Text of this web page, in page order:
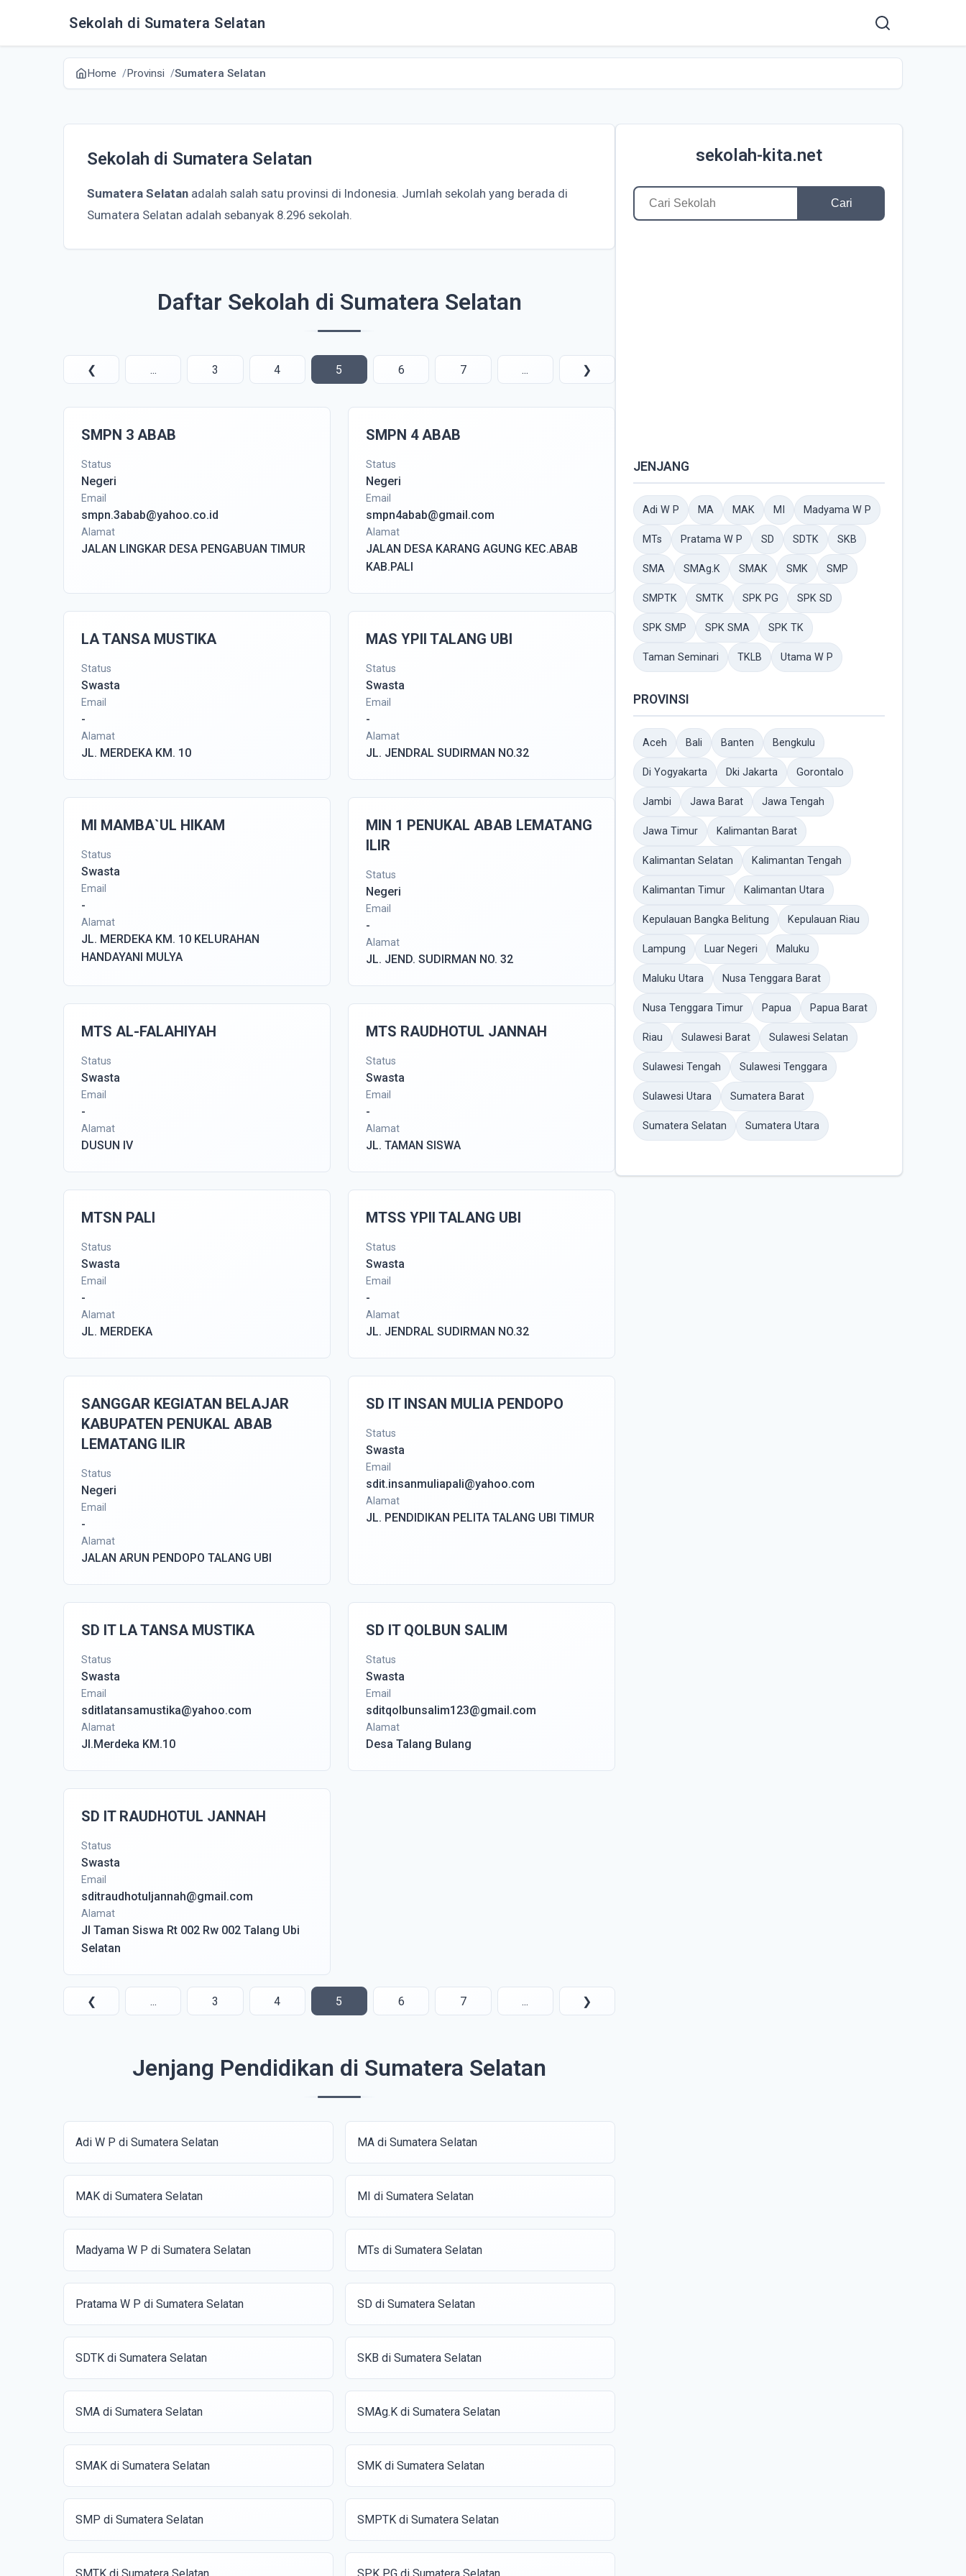
Sekolah di Sumatera Selatan
Home Provinsi Sumatera Selatan
Sekolah di Sumatera Selatan
Sumatera Selatan adalah salah satu provinsi di Indonesia. Jumlah sekolah yang berada di
Sumatera Selatan adalah sebanyak 8.296 sekolah.
Daftar Sekolah di Sumatera Selatan
❮ ... 3 4 5 6 7 ... ❯
SMPN 3 ABAB
Status
Negeri
Email
smpn.3abab@yahoo.co.id
Alamat
JALAN LINGKAR DESA PENGABUAN TIMUR
SMPN 4 ABAB
Status
Negeri
Email
smpn4abab@gmail.com
Alamat
JALAN DESA KARANG AGUNG KEC.ABAB
KAB.PALI
LA TANSA MUSTIKA
Status
Swasta
Email
-
Alamat
JL. MERDEKA KM. 10
MAS YPII TALANG UBI
Status
Swasta
Email
-
Alamat
JL. JENDRAL SUDIRMAN NO.32
MI MAMBA`UL HIKAM
Status
Swasta
Email
-
Alamat
JL. MERDEKA KM. 10 KELURAHAN
HANDAYANI MULYA
MIN 1 PENUKAL ABAB LEMATANG
ILIR
Status
Negeri
Email
-
Alamat
JL. JEND. SUDIRMAN NO. 32
MTS AL-FALAHIYAH
Status
Swasta
Email
-
Alamat
DUSUN IV
MTS RAUDHOTUL JANNAH
Status
Swasta
Email
-
Alamat
JL. TAMAN SISWA
MTSN PALI
Status
Swasta
Email
-
Alamat
JL. MERDEKA
MTSS YPII TALANG UBI
Status
Swasta
Email
-
Alamat
JL. JENDRAL SUDIRMAN NO.32
SANGGAR KEGIATAN BELAJAR
KABUPATEN PENUKAL ABAB
LEMATANG ILIR
Status
Negeri
Email
-
Alamat
JALAN ARUN PENDOPO TALANG UBI
SD IT INSAN MULIA PENDOPO
Status
Swasta
Email
sdit.insanmuliapali@yahoo.com
Alamat
JL. PENDIDIKAN PELITA TALANG UBI TIMUR
SD IT LA TANSA MUSTIKA
Status
Swasta
Email
sditlatansamustika@yahoo.com
Alamat
Jl.Merdeka KM.10
SD IT QOLBUN SALIM
Status
Swasta
Email
sditqolbunsalim123@gmail.com
Alamat
Desa Talang Bulang
SD IT RAUDHOTUL JANNAH
Status
Swasta
Email
sditraudhotuljannah@gmail.com
Alamat
Jl Taman Siswa Rt 002 Rw 002 Talang Ubi
Selatan
❮ ... 3 4 5 6 7 ... ❯
Jenjang Pendidikan di Sumatera Selatan
Adi W P di Sumatera Selatan MA di Sumatera Selatan
MAK di Sumatera Selatan MI di Sumatera Selatan
Madyama W P di Sumatera Selatan MTs di Sumatera Selatan
Pratama W P di Sumatera Selatan SD di Sumatera Selatan
SDTK di Sumatera Selatan SKB di Sumatera Selatan
SMA di Sumatera Selatan SMAg.K di Sumatera Selatan
SMAK di Sumatera Selatan SMK di Sumatera Selatan
SMP di Sumatera Selatan SMPTK di Sumatera Selatan
sekolah-kita.net
Cari
JENJANG
Adi W P MA MAK MI Madyama W P
MTs Pratama W P SD SDTK SKB
SMA SMAg.K SMAK SMK SMP
SMPTK SMTK SPK PG SPK SD
SPK SMP SPK SMA SPK TK
Taman Seminari TKLB Utama W P
PROVINSI
Aceh Bali Banten Bengkulu
Di Yogyakarta Dki Jakarta Gorontalo
Jambi Jawa Barat Jawa Tengah
Jawa Timur Kalimantan Barat
Kalimantan Selatan Kalimantan Tengah
Kalimantan Timur Kalimantan Utara
Kepulauan Bangka Belitung Kepulauan Riau
Lampung Luar Negeri Maluku
Maluku Utara Nusa Tenggara Barat
Nusa Tenggara Timur Papua Papua Barat
Riau Sulawesi Barat Sulawesi Selatan
Sulawesi Tengah Sulawesi Tenggara
Sulawesi Utara Sumatera Barat
Sumatera Selatan Sumatera Utara